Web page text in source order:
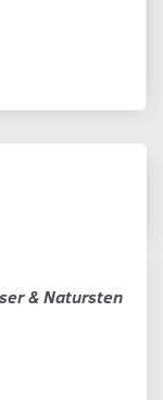
& Natursten